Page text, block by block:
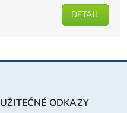
DETAIL
UŽITEČNÉ ODKAZY